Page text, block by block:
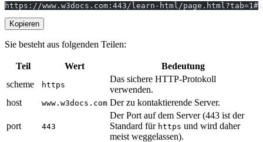
https://www.w3docs.com:443/learn-html/
Kopieren
Sie besteht aus folgenden Teilen:
Teil Wert
Bedeutung
scheme
https
Das sichere HTTP-Protokoll
verwenden.
host
www.w3docs.com Der zu kontaktierende Server.
port 443
Der Port auf dem Server (443 ist der
Standard für https und wird daher
meist weggelassen).